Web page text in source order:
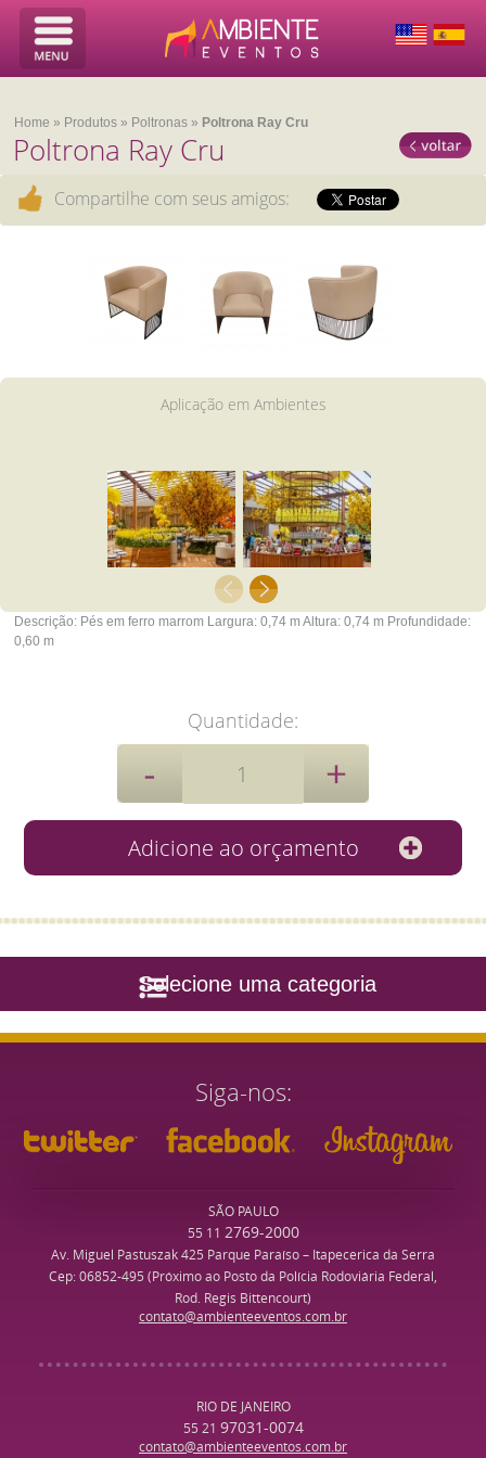
Home » Produtos » Poltronas » Poltrona Ray Cru
Poltrona Ray Cru
Compartilhe com seus amigos:
Aplicação em Ambientes
Descrição: Pés em ferro marrom Largura: 0,74 mAltura: 0,74 m Profundidade:
0,60 m
Quantidade:
Selecione uma categoria
Siga-nos
SÃO PAULO
55 11 2769-2000
Av. Miguel Pastuszak 425 Parque Paraíso – Itapecerica da Serra
Cep: 06852-495 (Próximo ao Posto da Polícia Rodoviária Federal,
Rod. Regis Bittencourt)
contato@ambienteeventos.com.br
RIO DE JANEIRO
55 21 97031-0074
contato@ambienteeventos.com.br